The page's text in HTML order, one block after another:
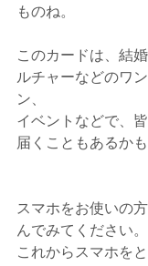
ものね。
このカードは、結
ルチャーなどのワ
ン、
イベントなどで、
届くこともあるか
スマホをお使いの
んでみてください。
これからスマホを